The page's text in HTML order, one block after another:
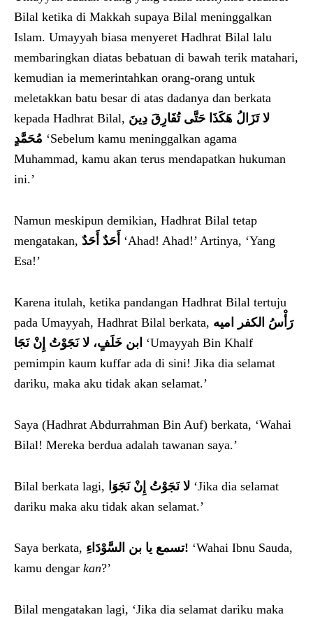
Bilal ketika di Makkah supaya Bilal meninggalkan
Islam. Umayyah biasa menyeret Hadhrat Bilal lalu
membaringkan diatas bebatuan di bawah terik matahari,
kemudian ia memerintahkan orang-orang untuk
meletakkan batu besar di atas dadanya dan berkata
kepada Hadhrat Bilal, لا تَزَالُ هَكَذَا حَتَّى تُفَارِقَ دِينَ
‘Sebelum kamu meninggalkan agama
Muhammad, kamu akan terus mendapatkan hukuman
ini.’
Namun meskipun demikian, Hadhrat Bilal tetap
mengatakan, أَحَدٌ أَحَدٌ ‘Ahad! Ahad!’ Artinya, ‘Yang
Esa!’
Karena itulah, ketika pandangan Hadhrat Bilal tertuju
pada Umayyah, Hadhrat Bilal berkata, رَأْسُ الكفر اميه
ابن خَلَفٍ، لا نَجَوْتُ إِنْ نَجَا ‘Umayyah Bin Khalf
pemimpin kaum kuffar ada di sini! Jika dia selamat
dariku, maka aku tidak akan selamat.’
Saya (Hadhrat Abdurrahman Bin Auf) berkata, ‘Wahai
Bilal! Mereka berdua adalah tawanan saya.’
Bilal berkata lagi, لا نَجَوْتُ إِنْ نَجَوَا ‘Jika dia selamat
dariku maka aku tidak akan selamat.’
Saya berkata, تسمع يا بن السَّوْدَاءِ! ‘Wahai Ibnu Sauda,
kamu dengar kan?’
Bilal mengatakan lagi, ‘Jika dia selamat dariku maka